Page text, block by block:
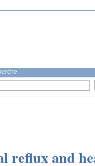
reflux and